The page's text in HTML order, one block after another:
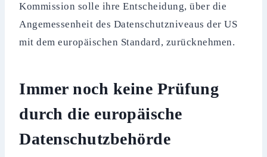
Kommission solle ihre Entscheidung, über die
Angemessenheit des Datenschutzniveaus der US
mit dem europäischen Standard, zurücknehmen.
Immer noch keine Prüfung
durch die europäische
Datenschutzbehörde